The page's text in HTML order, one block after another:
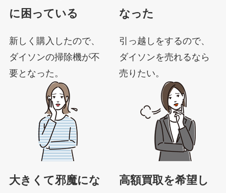
に困っている
新しく購入したので、
ダイソンの掃除機が不
要となった。
なった
引っ越しをするので、
ダイソンを売れるなら
売りたい。
大きくて邪魔にな
高額買取を希望し